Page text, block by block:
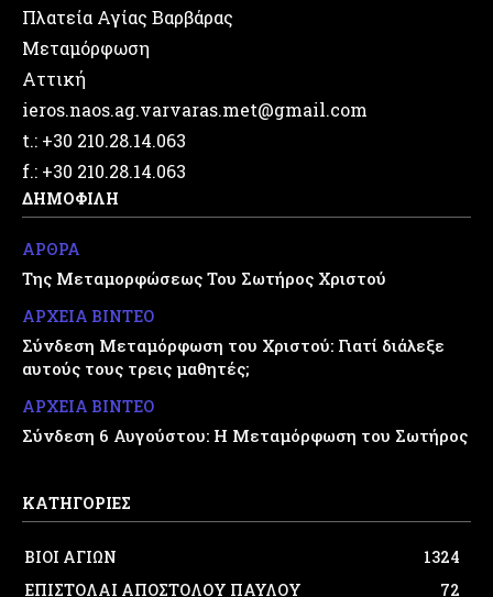
Πλατεία Αγίας Βαρβάρας
Μεταμόρφωση
Αττική
ieros.naos.ag.varvaras.met@gmail.com
t.: +30 210.28.14.063
f.: +30 210.28.14.063
ΔΗΜΟΦΙΛΗ
ΑΡΘΡΑ
Της Μεταμορφώσεως Του Σωτήρος Χριστού
ΑΡΧΕΙΑ ΒΙΝΤΕΟ
Σύνδεση Μεταμόρφωση του Χριστού: Γιατί διάλεξε
αυτούς τους τρεις μαθητές;
ΑΡΧΕΙΑ ΒΙΝΤΕΟ
Σύνδεση 6 Αυγούστου: Η Μεταμόρφωση του Σωτήρος
ΚΑΤΗΓΟΡΙΕΣ
ΒΙΟΙ ΑΓΙΩΝ
1324
ΕΠΙΣΤΟΛΑΙ ΑΠΟΣΤΟΛΟΥ ΠΑΥΛΟΥ
72